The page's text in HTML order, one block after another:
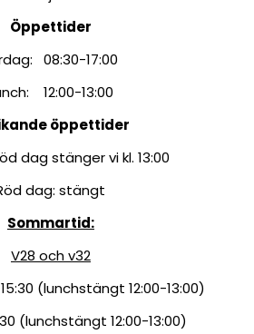
Öppettider
08:30-17:00
12:00-13:00
öppettider
dag stänger vi kl. 13:00
dag: stängt
Sommartid:
V28 och v32
(lunchstängt 12:00-13:00)
(lunchstängt 12:00-13:00)